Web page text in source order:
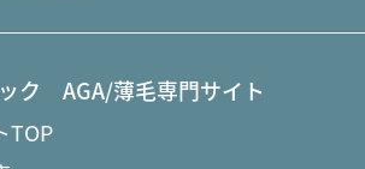
ク AGA/薄毛専門サイト
TOP